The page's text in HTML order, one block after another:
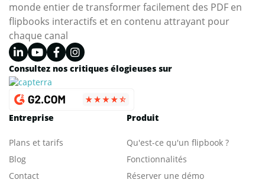
monde entier de transformer facilement des PDF en
flipbooks interactifs et en contenu attrayant pour
chaque canal
Consultez nos critiques élogieuses sur
Entreprise
Plans et tarifs
Blog
Contact
Produit
Qu'est-ce qu'un flipbook ?
Fonctionnalités
Réserver une démo